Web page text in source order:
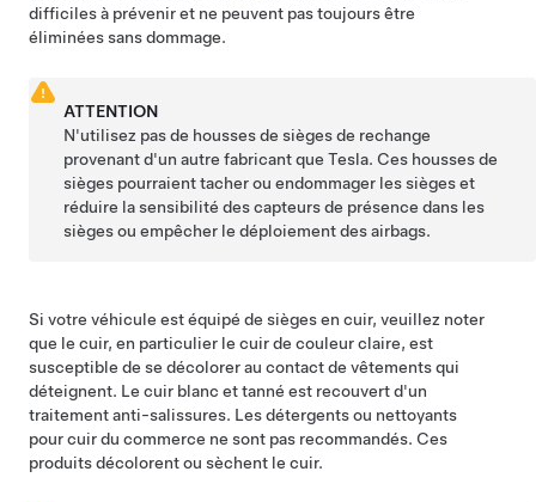
difficiles à prévenir et ne peuvent pas toujours être
éliminées sans dommage.
ATTENTION
N'utilisez pas de housses de sièges de rechange
provenant d'un autre fabricant que Tesla. Ces housses de
sièges pourraient tacher ou endommager les sièges et
réduire la sensibilité des capteurs de présence dans les
sièges ou empêcher le déploiement des airbags.
Si votre véhicule est équipé de sièges en cuir, veuillez noter
que le cuir, en particulier le cuir de couleur claire, est
susceptible de se décolorer au contact de vêtements qui
déteignent. Le cuir blanc et tanné est recouvert d'un
traitement anti-salissures. Les détergents ou nettoyants
pour cuir du commerce ne sont pas recommandés. Ces
produits décolorent ou sèchent le cuir.